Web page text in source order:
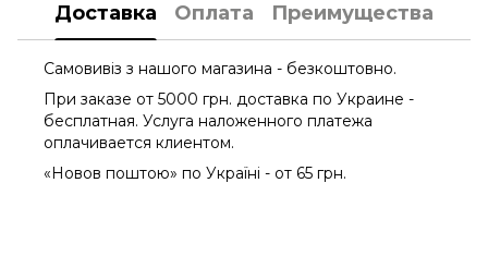
Доставка Оплата Преимущества
Самовивіз з нашого магазина - безкоштовно.
При заказе от 5000 грн. доставка по Украине -
бесплатная. Услуга наложенного платежа
оплачиваетcя клиентом.
«Новов поштою» по Україні - от 65 грн.